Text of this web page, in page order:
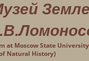
at Moscow State University
Natural History)